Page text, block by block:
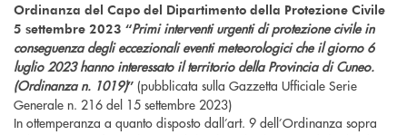
Ordinanza del Capo del Dipartimento della Protezione Civile
5 settembre 2023 “Primi interventi urgenti di protezione civile in
conseguenza degli eccezionali eventi meteorologici che il giorno 6
luglio 2023 hanno interessato il territorio della Provincia di Cuneo.
(Ordinanza n. 1019)” (pubblicata sulla Gazzetta Ufficiale Serie
Generale n. 216 del 15 settembre 2023)
In ottemperanza a quanto disposto dall’art. 9 dell’Ordinanza sopra